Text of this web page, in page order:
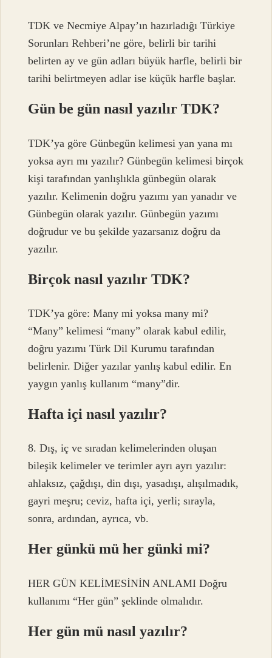
TDK ve Necmiye Alpay’ın hazırladığı Türkiye
Sorunları Rehberi’ne göre, belirli bir tarihi
belirten ay ve gün adları büyük harfle, belirli bir
tarihi belirtmeyen adlar ise küçük harfle başlar.
Gün be gün nasıl yazılır TDK?
TDK’ya göre Günbegün kelimesi yan yana mı
yoksa ayrı mı yazılır? Günbegün kelimesi birçok
kişi tarafından yanlışlıkla günbegün olarak
yazılır. Kelimenin doğru yazımı yan yanadır ve
Günbegün olarak yazılır. Günbegün yazımı
doğrudur ve bu şekilde yazarsanız doğru da
yazılır.
Birçok nasıl yazılır TDK?
TDK’ya göre: Many mi yoksa many mi?
“Many” kelimesi “many” olarak kabul edilir,
doğru yazımı Türk Dil Kurumu tarafından
belirlenir. Diğer yazılar yanlış kabul edilir. En
yaygın yanlış kullanım “many”dir.
Hafta içi nasıl yazılır?
8. Dış, iç ve sıradan kelimelerinden oluşan
bileşik kelimeler ve terimler ayrı ayrı yazılır:
ahlaksız, çağdışı, din dışı, yasadışı, alışılmadık,
gayri meşru; ceviz, hafta içi, yerli; sırayla,
sonra, ardından, ayrıca, vb.
Her günkü mü her günki mi?
HER GÜN KELİMESİNİN ANLAMI Doğru
kullanımı “Her gün” şeklinde olmalıdır.
Her gün mü nasıl yazılır?